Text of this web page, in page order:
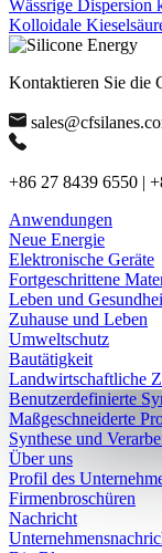
Wässrige Dispersion
Kolloidale
Kontaktieren Sie die
+86 27 8439 6550 |
Anwendungen
Neue Energie
Elektronische Geräte
Fortgeschrittene
Leben und
Zuhause und Leben
Umweltschutz
Bautätigkeit
Landwirtschaftliche
Benutzerdefinierte
Maßgeschneiderte
Synthese und
Über uns
Profil des
Firmenbroschüren
Nachricht